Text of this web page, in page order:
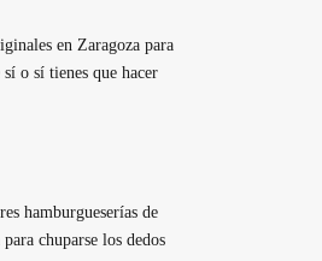
en Zaragoza para
sí o sí tienes que hacer
hamburgueserías de
para chuparse los dedos